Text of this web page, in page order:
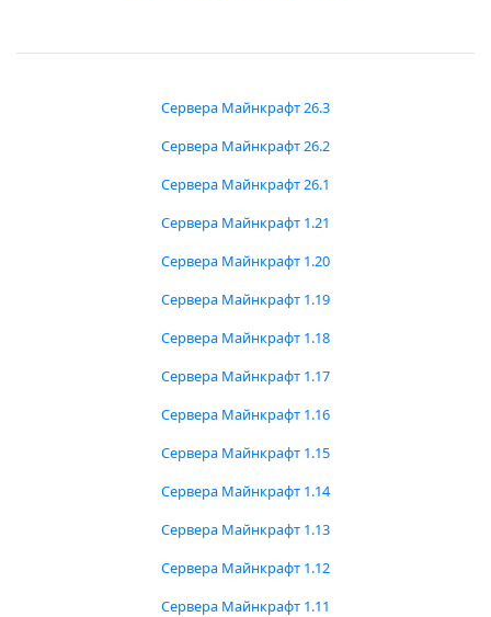
Сервера Майнкрафт 26.3
Сервера Майнкрафт 26.2
Сервера Майнкрафт 26.1
Сервера Майнкрафт 1.21
Сервера Майнкрафт 1.20
Сервера Майнкрафт 1.19
Сервера Майнкрафт 1.18
Сервера Майнкрафт 1.17
Сервера Майнкрафт 1.16
Сервера Майнкрафт 1.15
Сервера Майнкрафт 1.14
Сервера Майнкрафт 1.13
Сервера Майнкрафт 1.12
Сервера Майнкрафт 1.11